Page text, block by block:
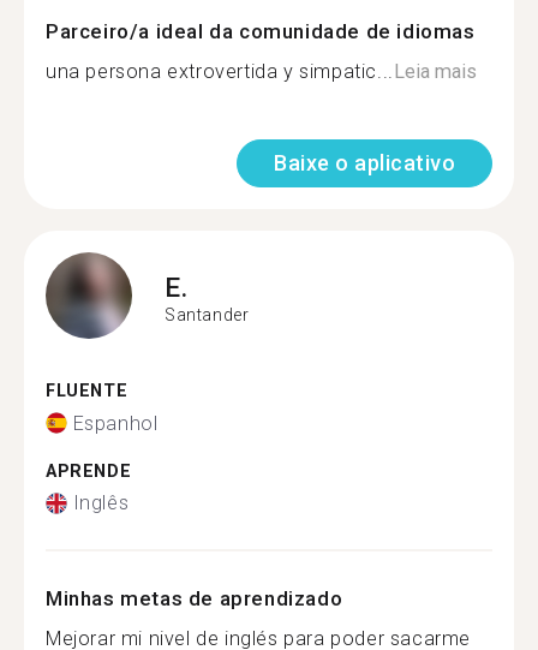
Parceiro/a ideal da comunidade de idiomas
una persona extrovertida y simpatic...Leia mais
Baixe o aplicativo
E.
Santander
FLUENTE
Espanhol
APRENDE
Inglês
Minhas metas de aprendizado
Mejorar mi nivel de inglés para poder sacarme